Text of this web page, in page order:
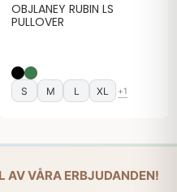
OBJLANEY RUBIN LS
PULLOVER
S M L XL +1
AV VÅRA ERBJUDANDEN!